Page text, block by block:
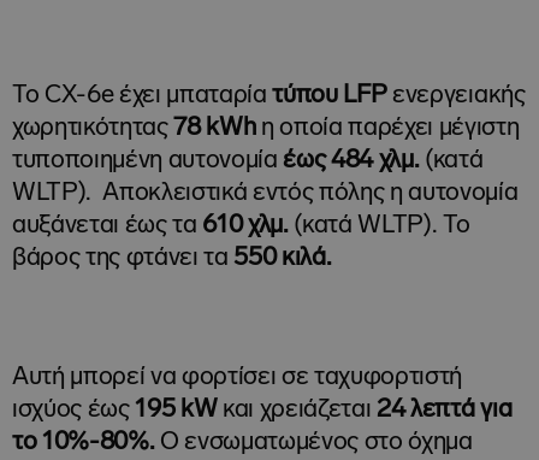
Το CX-6e έχει μπαταρίατύπου LFP ενεργειακής
χωρητικότητας78 kWhη οποία παρέχει μέγιστη
τυποποιημένη αυτονομίαέως 484 χλμ.(κατά
WLTP). Αποκλειστικά εντός πόλης η αυτoνομία
αυξάνεται έως τα 610 χλμ.(κατά WLTP). Το
βάρος της φτάνει τα 550 κιλά.
Αυτή μπορεί να φορτίσει σε ταχυφορτιστή
ισχύος έως 195 kWκαι χρειάζεται 24 λεπτά για
το 10%-80%.Ο ενσωματωμένος στο όχημα